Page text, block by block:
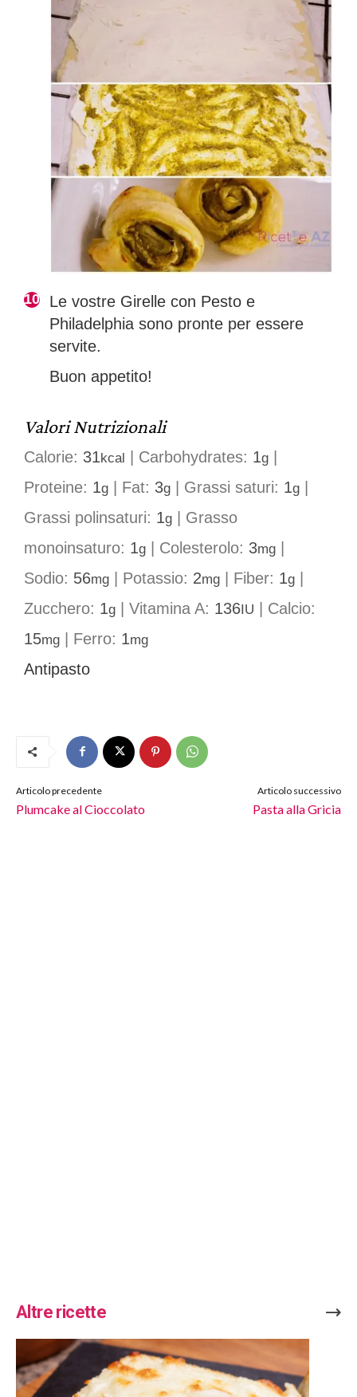
Le vostre Girelle con Pesto e
Philadelphia sono pronte per essere
servite.
Buon appetito!
Valori Nutrizionali
Calorie: 31kcal | Carbohydrates: 1g |
Proteine: 1g | Fat: 3g | Grassi saturi: 1g |
Grassi polinsaturi: 1g | Grasso
monoinsaturo: 1g | Colesterolo: 3mg |
Sodio: 56mg | Potassio: 2mg | Fiber: 1g |
Zucchero: 1g | Vitamina A: 136IU | Calcio:
15mg | Ferro: 1mg
Antipasto
Articolo precedente
Plumcake al Cioccolato
Articolo successivo
Pasta alla Gricia
Altre ricette